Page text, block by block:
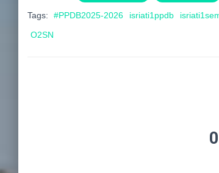
Tags: #PPDB2025-2026 isriati1ppdb
O2SN